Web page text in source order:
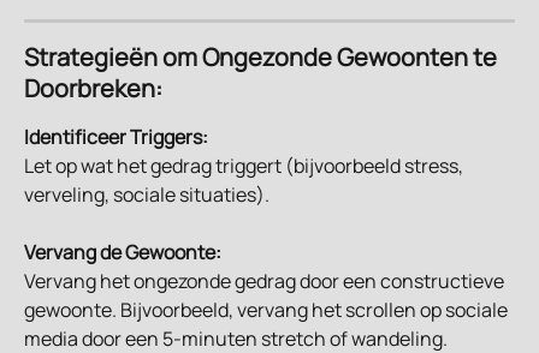
Strategieën om Ongezonde Gewoonten te
Doorbreken:
Identificeer Triggers:
Let op wat het gedrag triggert (bijvoorbeeld stress,
verveling, sociale situaties).
Vervang de Gewoonte:
Vervang het ongezonde gedrag door een constructieve
gewoonte. Bijvoorbeeld, vervang het scrollen op sociale
media door een 5-minuten stretch of wandeling.